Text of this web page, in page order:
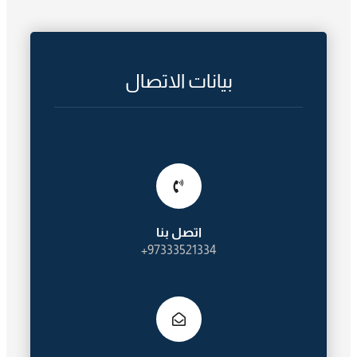
بيانات الاتصال
اتصل بنا
97333521334+